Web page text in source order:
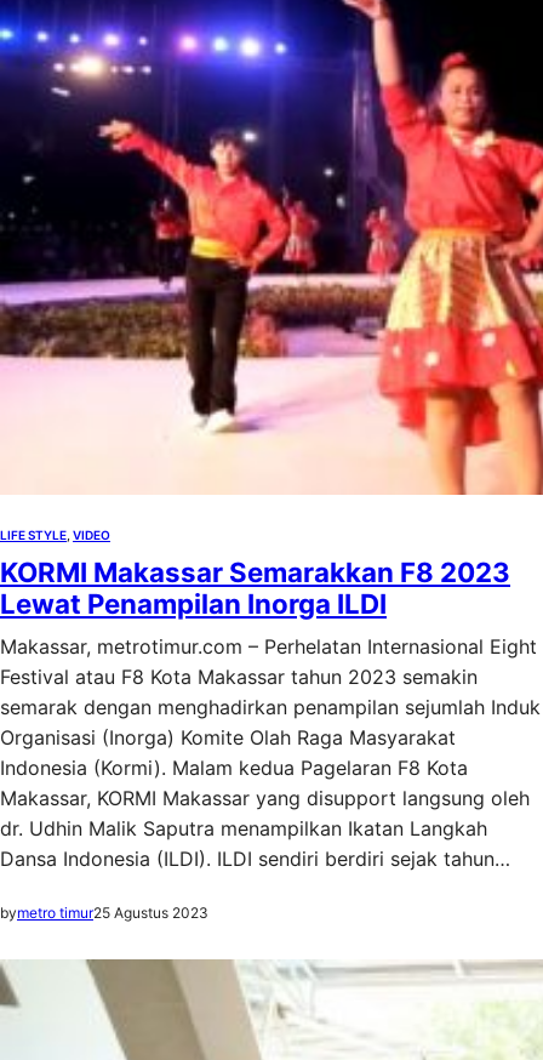
LIFE STYLE VIDEO
KORMI Makassar Semarakkan F8 2023
Lewat Penampilan Inorga ILDI
Makassar, metrotimur.com – Perhelatan Internasional Eight
Festival atau F8 Kota Makassar tahun 2023 semakin
semarak dengan menghadirkan penampilan sejumlah Induk
Organisasi (Inorga) Komite Olah Raga Masyarakat
Indonesia (Kormi). Malam kedua Pagelaran F8 Kota
Makassar, KORMI Makassar yang disupport langsung oleh
dr. Udhin Malik Saputra menampilkan Ikatan Langkah
Dansa Indonesia (ILDI). ILDI sendiri berdiri sejak tahun…
bymetro timur25 Agustus 2023